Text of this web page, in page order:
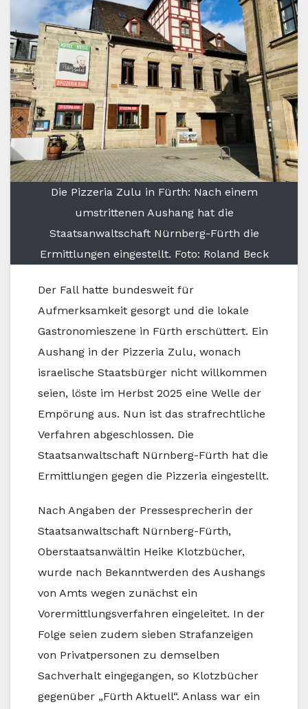
Die Pizzeria Zulu in Fürth: Nach einem
umstrittenen Aushang hat die
Staatsanwaltschaft Nürnberg-Fürth die
Ermittlungen eingestellt. Foto: Roland Beck
Der Fall hatte bundesweit für
Aufmerksamkeit gesorgt und die lokale
Gastronomieszene in Fürth erschüttert. Ein
Aushang in der Pizzeria Zulu, wonach
israelische Staatsbürger nicht willkommen
seien, löste im Herbst 2025 eine Welle der
Empörung aus. Nun ist das strafrechtliche
Verfahren abgeschlossen. Die
Staatsanwaltschaft Nürnberg-Fürth hat die
Ermittlungen gegen die Pizzeria eingestellt.
Nach Angaben der Pressesprecherin der
Staatsanwaltschaft Nürnberg-Fürth,
Oberstaatsanwältin Heike Klotzbücher,
wurde nach Bekanntwerden des Aushangs
von Amts wegen zunächst ein
Vorermittlungsverfahren eingeleitet. In der
Folge seien zudem sieben Strafanzeigen
von Privatpersonen zu demselben
Sachverhalt eingegangen, so Klotzbücher
gegenüber „Fürth Aktuell“. Anlass war ein